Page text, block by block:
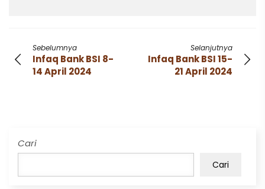
Sebelumnya
Infaq Bank BSI 8-
14 April 2024
Selanjutnya
Infaq Bank BSI 15-
21 April 2024
Cari
Cari